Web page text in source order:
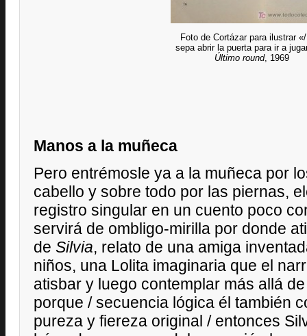
Foto de Cortázar para ilustrar
sepa abrir la puerta para ir a
Último round, 1969
Manos a la muñeca
Pero entrémosle ya a la muñeca por
cabello y sobre todo por las piernas,
registro singular en un cuento poco
servirá de ombligo-mirilla por donde
de Silvia, relato de una amiga
niños, una Lolita imaginaria que el
atisbar y luego contemplar más allá
porque / secuencia lógica él también
pureza y fiereza original / entonces